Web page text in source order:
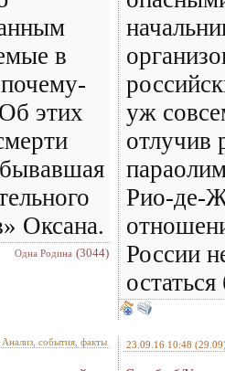
в
этих
Оксана.
Одна Родина (3044)
уж
отлучив
Рио-де-
России
Анализ, события, факты 23.09.16 10:48